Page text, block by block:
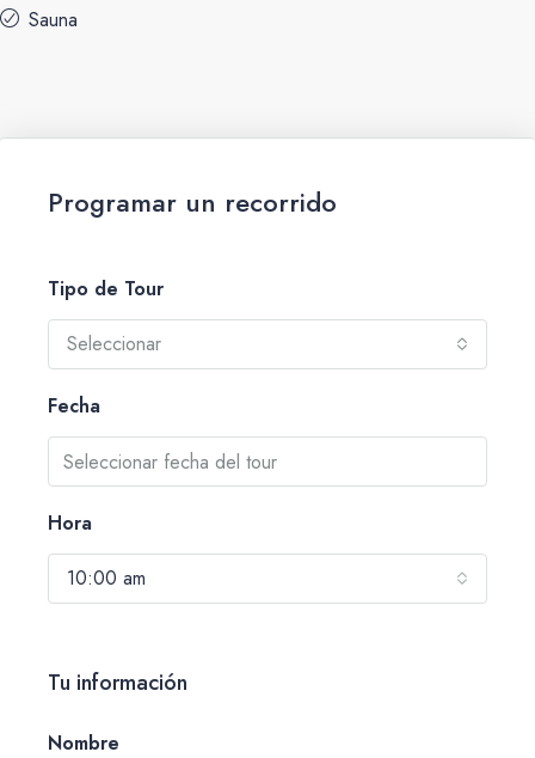
Sauna
Programar un recorrido
Tipo de Tour
Seleccionar
Fecha
Hora
10:00 am
Tu información
Nombre